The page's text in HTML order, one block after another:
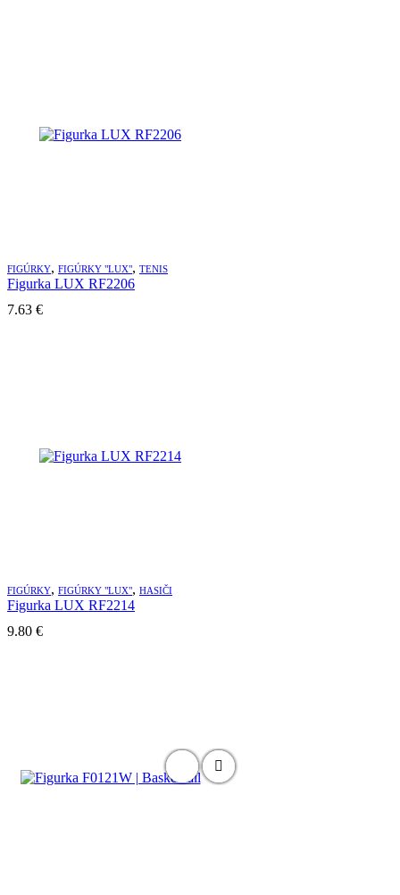
FIGÚRKY, FIGÚRKY "LUX", TENIS
Figurka LUX RF2206
7.63 €
FIGÚRKY, FIGÚRKY "LUX", HASIČI
Figurka LUX RF2214
9.80 €